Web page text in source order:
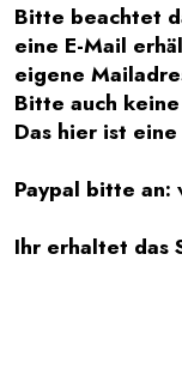
Bitte beachtet
eine E-Mail
eigene
Bitte auch
Das hier ist
Paypal bitte an:
Ihr erhaltet das